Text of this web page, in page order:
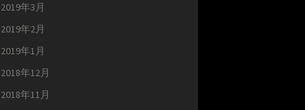
2019年3月
2019年2月
2019年1月
2018年12月
2018年11月